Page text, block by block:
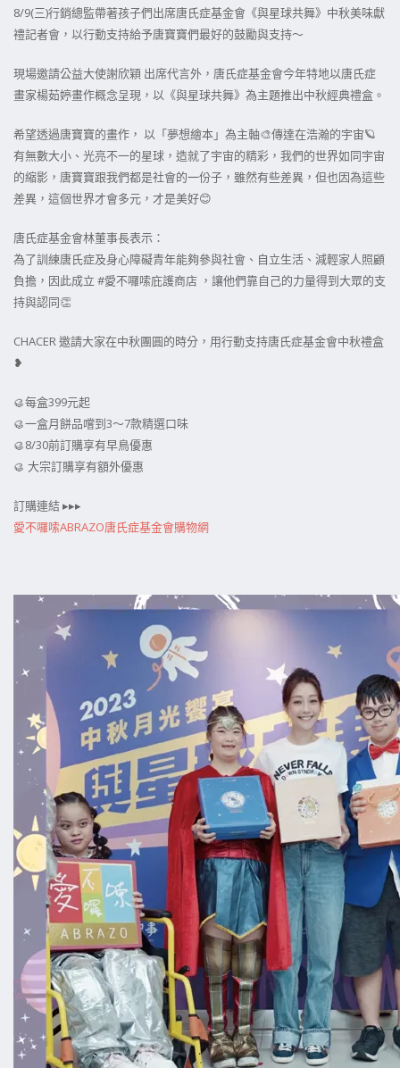
8/9(三)行銷總監帶著孩子們出席唐氏症基金會《與星球共舞》中秋美味獻
禮記者會，以行動支持給予唐寶寶們最好的鼓勵與支持～
現場邀請公益大使謝欣穎 出席代言外，唐氏症基金會今年特地以唐氏症
畫家楊茹婷畫作概念呈現，以《與星球共舞》為主題推出中秋經典禮盒。
希望透過唐寶寶的畫作， 以「夢想繪本」為主軸🎨傳達在浩瀚的宇宙🪐
有無數大小、光亮不一的星球，造就了宇宙的精彩，我們的世界如同宇宙
的縮影，唐寶寶跟我們都是社會的一份子，雖然有些差異，但也因為這些
差異，這個世界才會多元，才是美好😊
唐氏症基金會林董事長表示：
為了訓練唐氏症及身心障礙青年能夠參與社會、自立生活、減輕家人照顧
負擔，因此成立 #愛不囉嗦庇護商店 ，讓他們靠自己的力量得到大眾的支
持與認同👏
CHACER 邀請大家在中秋團圓的時分，用行動支持唐氏症基金會中秋禮盒
❥
🥮每盒399元起
🥮一盒月餅品嚐到3～7款精選口味
🥮8/30前訂購享有早鳥優惠
🥮 大宗訂購享有額外優惠
訂購連結 ▸▸▸
愛不囉嗦ABRAZO唐氏症基金會購物網